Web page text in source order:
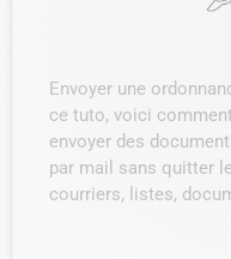
Envoyer une
ce tuto, voici
envoyer des
par mail sans quitter
courriers, listes,